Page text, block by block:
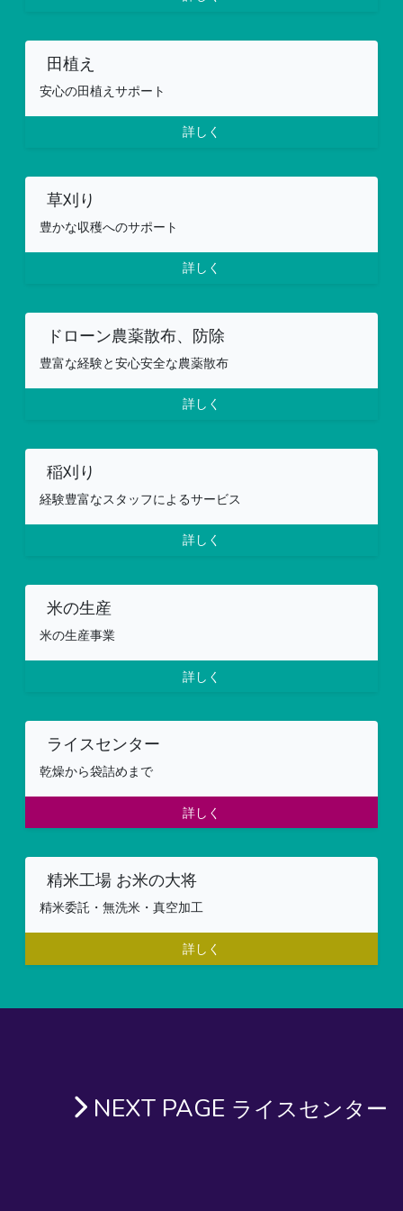
田植え
安心の田植えサポート
詳しく
草刈り
豊かな収穫へのサポート
詳しく
ドローン農薬散布、防除
豊富な経験と安心安全な農薬散布
詳しく
稲刈り
経験豊富なスタッフによるサービス
詳しく
米の生産
米の生産事業
詳しく
ライスセンター
乾燥から袋詰めまで
詳しく
精米工場 お米の大将
精米委託・無洗米・真空加工
詳しく
NEXT PAGE ライスセンター